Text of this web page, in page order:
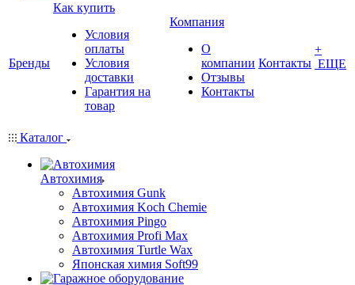
Бренды
Как купить
Условия
оплаты
Условия
доставки
Гарантия на
товар
Компания
О
компании
Отзывы
Контакты
Контакты
+
ЕЩЕ
Каталог
Автохимия
Автохимия Gunk
Автохимия Koch Chemie
Автохимия Pingo
Автохимия Profi Max
Автохимия Turtle Wax
Японская химия Soft99